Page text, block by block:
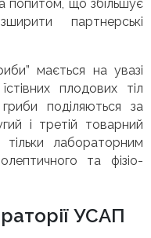
попитом, що збільшує
партнерські
мається на увазі
плодових тіл
поділяються за
і третій товарний
лабораторним
та фізіо-
УСАП